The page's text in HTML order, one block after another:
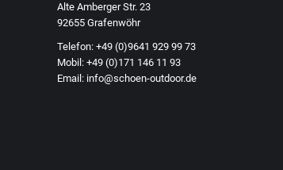
Alte Amberger Str. 23
92655 Grafenwöhr
Telefon: +49 (0)9641 929 99 73
Mobil: +49 (0)171 146 11 93
Email: info@schoen-outdoor.de